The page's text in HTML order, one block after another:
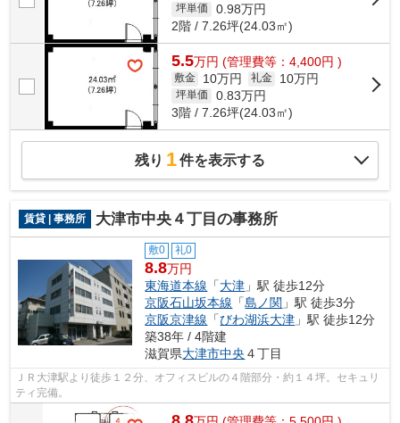
坪単価 0.98万円
2階 / 7.26坪(24.03㎡)
5.5万円 (管理費等：4,400円 )
敷金 10万円 礼金 10万円
坪単価 0.83万円
3階 / 7.26坪(24.03㎡)
残り 1件を表示する
賃貸 | 事務所 大津市中央４丁目の事務所
敷0 礼0
8.8万円
東海道本線 「大津 」駅 徒歩12分
京阪石山坂本線 「島ノ関 」駅 徒歩3分
京阪京津線 「びわ湖浜大津 」駅 徒歩12分
築38年 / 4階建
滋賀県大津市中央 ４丁目
ＪＲ大津駅より徒歩１２分、オフィスビルの４階部分・約１４坪。セキュリ
ティ完備。